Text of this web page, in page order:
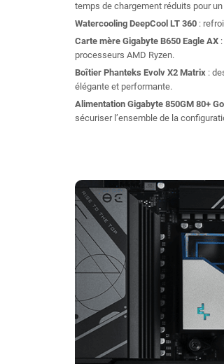
temps de chargement réduits pour
Watercooling DeepCool LT 360 :
Carte mère Gigabyte B650 Eagle AX
processeurs AMD Ryzen.
Boîtier Phanteks Evolv X2 Matrix :
élégante et performante.
Alimentation Gigabyte 850GM 80+
sécuriser l’ensemble de la